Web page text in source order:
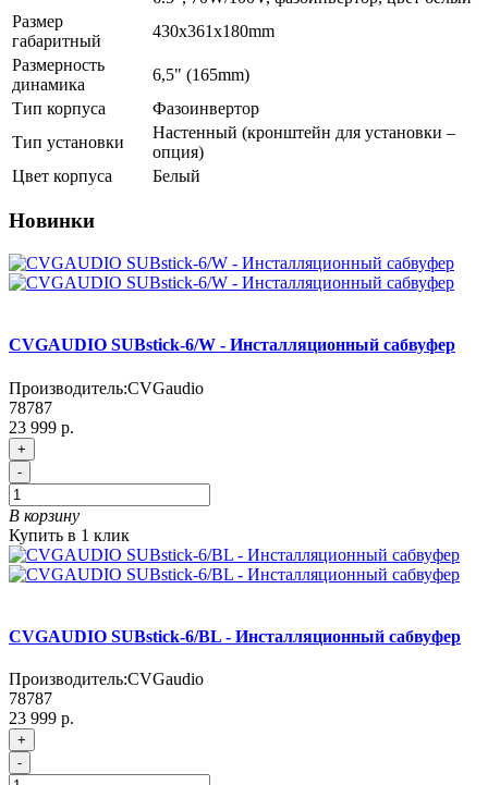
Размер
габаритный
430x361x180mm
Размерность
динамика
6,5" (165mm)
Тип корпуса
Фазоинвертор
Тип установки
Настенный (кронштейн для установки –
опция)
Цвет корпуса
Белый
Новинки
CVGAUDIO SUBstick-6/W - Инсталляционный сабвуфер
Производитель:CVGaudio
78787
23 999 р.
+
-
В корзину
Купить в 1 клик
CVGAUDIO SUBstick-6/BL - Инсталляционный сабвуфер
Производитель:CVGaudio
78787
23 999 р.
+
-